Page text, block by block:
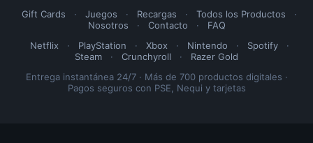
Gift Cards
· Juegos · Recargas · Todos los Productos
·
Nosotros
· Contacto ·
FAQ
Netflix
· PlayStation · Xbox · Nintendo · Spotify
·
Steam
· Crunchyroll ·
Razer Gold
Entrega instantánea 24/7 · Más de 700 productos digitales ·
Pagos seguros con PSE, Nequi y tarjetas